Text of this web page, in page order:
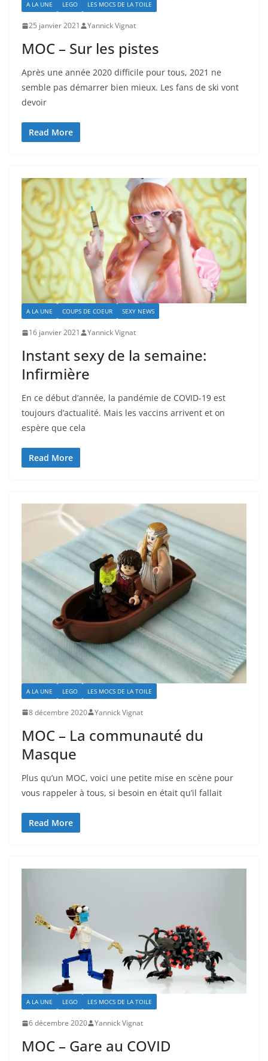
A LA UNE LEGO LES MOCS DE LA TOILE
25 janvier 2021 Yannick Vignat
MOC – Sur les pistes
Après une année 2020 difficile pour tous, 2021 ne
semble pas démarrer bien mieux. Les fans de ski vont
devoir
Read More
A LA UNE COUPS DE COEUR SEXY NEWS
16 janvier 2021 Yannick Vignat
Instant sexy de la semaine:
Infirmière
En ce début d’année, la pandémie de COVID-19 est
toujours d’actualité. Mais les vaccins arrivent et on
espère que cela
Read More
A LA UNE LEGO LES MOCS DE LA TOILE
8 décembre 2020 Yannick Vignat
MOC – La communauté du
Masque
Plus qu’un MOC, voici une petite mise en scène pour
vous rappeler à tous, si besoin en était qu’il fallait
Read More
A LA UNE LEGO LES MOCS DE LA TOILE
6 décembre 2020 Yannick Vignat
MOC – Gare au COVID